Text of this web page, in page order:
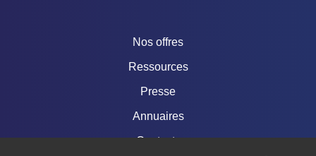
Nos offres
Ressources
Presse
Annuaires
Contacts